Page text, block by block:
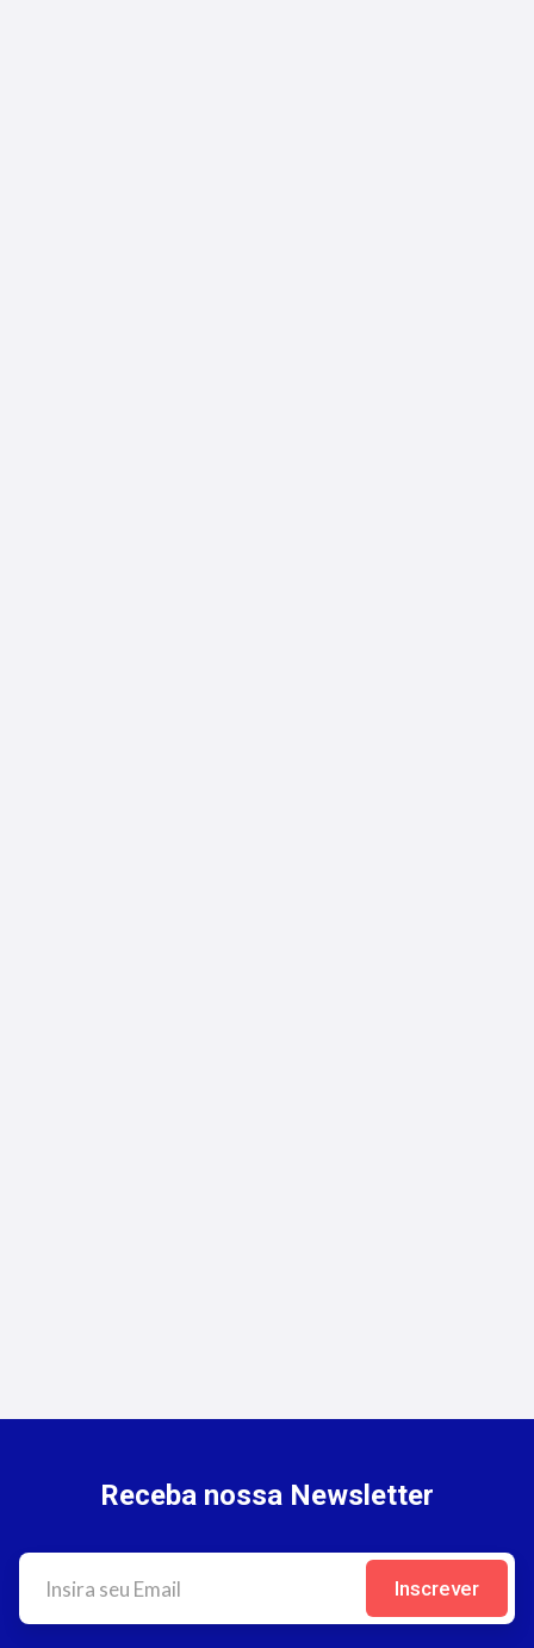
Receba nossa Newsletter